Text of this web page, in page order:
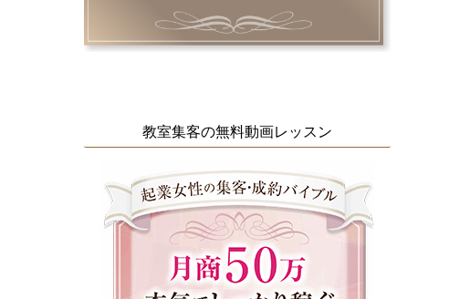
教室集客の無料動画レッスン